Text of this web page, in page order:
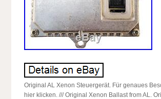
Original AL Xenon Steuergerät. Für genaues
hier klicken. /// Original Xenon Ballast from AL.